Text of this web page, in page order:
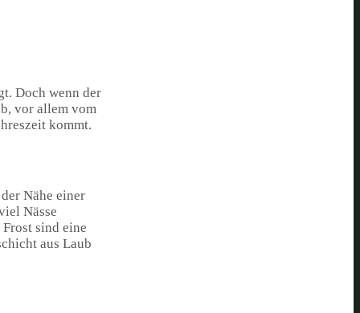
Doch wenn der
vor allem vom
kommt.
Nähe einer
Nässe
sind eine
aus Laub